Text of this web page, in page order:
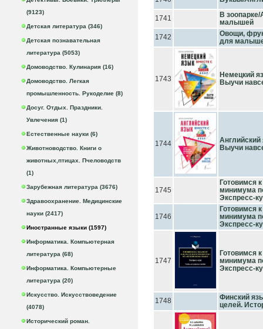
(9123)
Детская литература (346)
Детская познавательная
литература (5053)
Домоводство. Кулинария (16)
Домоводство. Легкая
промышленность. Рукоделие (8)
Досуг. Отдых. Праздники.
Увлечения (1)
Естественные науки (6)
Животноводство. Книги о
животных,птицах. Пчеловодств
(1)
Зарубежная литература (3676)
Здравоохранение. Медицинские
науки (2417)
Иностранные языки (1597)
Информатика. Компьютерная
литература (68)
Информатика. Компьютерные
литература (20)
Искусство. Искусствоведение
(4078)
Исторический роман.
1741
В
малышей
1742
Овощи,
для
1743
Немецкий
Выучи
1744
Английский
Выучи
1745
Готовимся
минимума
Экспресс-
1746
Готовимся
минимума
Экспресс-
1747
Готовимся
минимума
Экспресс-
1748
Финский
целей.